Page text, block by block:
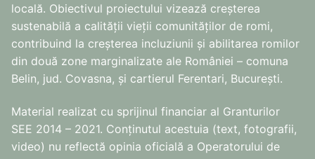
locală. Obiectivul proiectului vizează creșterea
sustenabilă a calității vieții comunităților de romi,
contribuind la creșterea incluziunii și abilitarea romilor
din două zone marginalizate ale României – comuna
Belin, jud. Covasna, și cartierul Ferentari, București.
Material realizat cu sprijinul financiar al Granturilor
SEE 2014 – 2021. Conținutul acestuia (text, fotografii,
video) nu reflectă opinia oficială a Operatorului de